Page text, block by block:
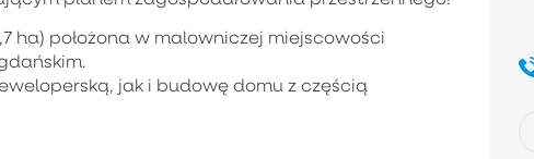
ha) położona w malowniczej miejscowości
jak i budowę domu z częścią